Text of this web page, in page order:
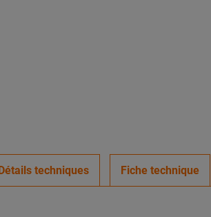
techniques Fiche technique